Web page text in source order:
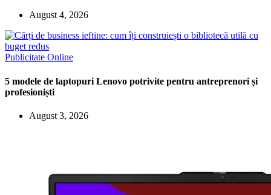
August 4, 2026
Publicitate Online
5 modele de laptopuri Lenovo potrivite pentru antreprenori și
profesioniști
August 3, 2026